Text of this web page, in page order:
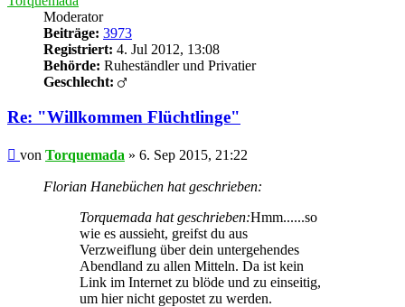
Moderator
Beiträge: 3973
Registriert: 4. Jul 2012, 13:08
Behörde: Ruheständler und Privatier
Geschlecht:
Re: "Willkommen Flüchtlinge"
Beitrag
von Torquemada » 6. Sep 2015, 21:22
Florian Hanebüchen hat geschrieben:
Torquemada hat geschrieben:Hmm......so
wie es aussieht, greifst du aus
Verzweiflung über dein untergehendes
Abendland zu allen Mitteln. Da ist kein
Link im Internet zu blöde und zu einseitig,
um hier nicht gepostet zu werden.